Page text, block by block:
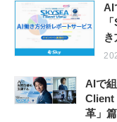
AI
AIで
Client
革」